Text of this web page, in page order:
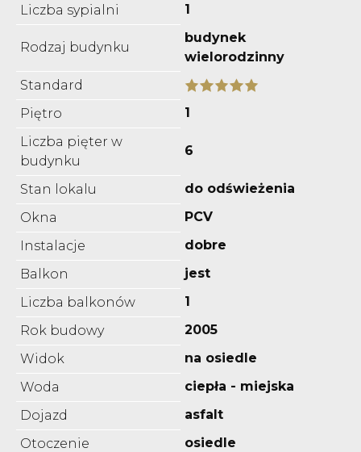
Liczba sypialni
1
Rodzaj budynku
budynek
wielorodzinny
Standard
Piętro
1
Liczba pięter w
budynku
6
Stan lokalu
do odświeżenia
Okna
PCV
Instalacje
dobre
Balkon
jest
Liczba balkonów
1
Rok budowy
2005
Widok
na osiedle
Woda
ciepła - miejska
Dojazd
asfalt
Otoczenie
osiedle